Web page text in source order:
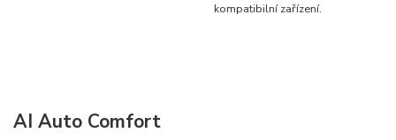
kompatibilní zařízení.
AI Auto Comfort